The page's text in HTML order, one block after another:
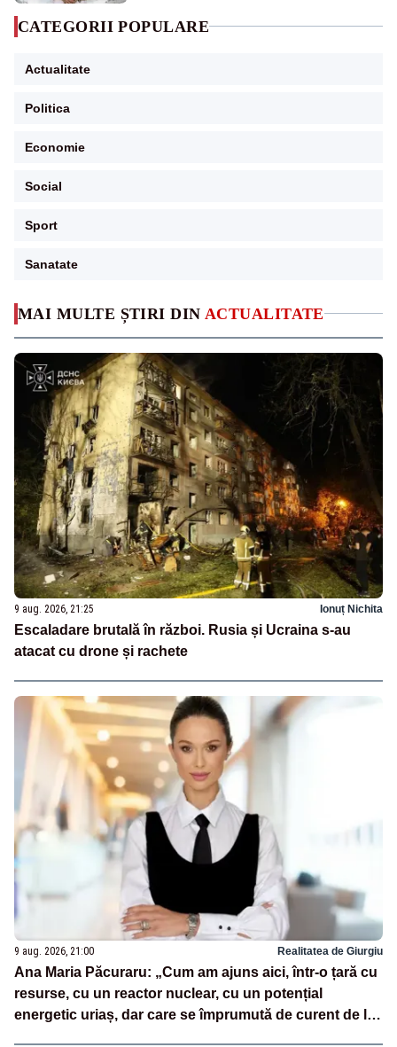
MAI MULTE ȘTIRI DIN ACTUALITATE
9 aug. 2026, 21:25 Ionuț Nichita
Escaladare brutală în război. Rusia și Ucraina s-au
atacat cu drone și rachete
9 aug. 2026, 21:00 Realitatea de Giurgiu
Ana Maria Păcuraru: „Cum am ajuns aici, într-o țară cu
resurse, cu un reactor nuclear, cu un potențial
energetic uriaș, dar care se împrumută de curent de la
CATEGORII POPULARE
Actualitate
Politica
Economie
Social
Sport
Sanatate